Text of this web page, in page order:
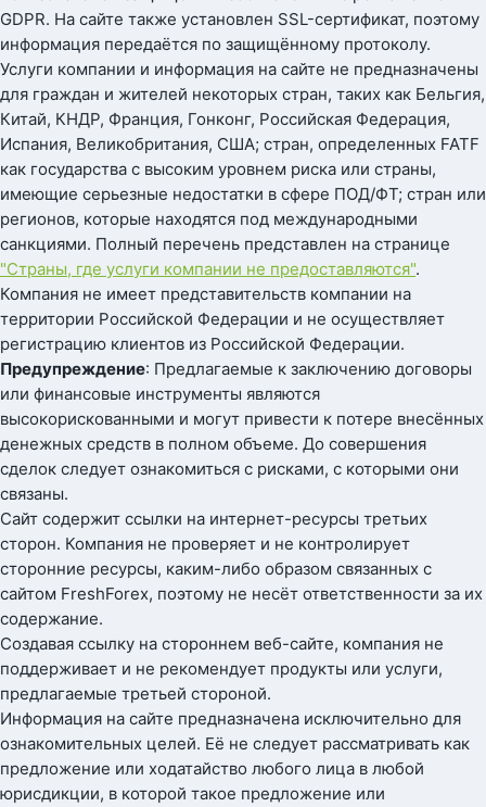
GDPR. На сайте также установлен SSL-сертификат, поэтому
информация передаётся по защищённому протоколу.
Услуги компании и информация на сайте не предназначены
для граждан и жителей некоторых стран, таких как Бельгия,
Китай, КНДР, Франция, Гонконг, Российская Федерация,
Испания, Великобритания, США; стран, определенных FATF
как государства с высоким уровнем риска или страны,
имеющие серьезные недостатки в сфере ПОД/ФТ; стран или
регионов, которые находятся под международными
санкциями. Полный перечень представлен на странице
"Страны, где услуги компании не предоставляются".
Компания не имеет представительств компании на
территории Российской Федерации и не осуществляет
регистрацию клиентов из Российской Федерации.
Предупреждение: Предлагаемые к заключению договоры
или финансовые инструменты являются
высокорискованными и могут привести к потере внесённых
денежных средств в полном объеме. До совершения
сделок следует ознакомиться с рисками, с которыми они
связаны.
Сайт содержит ссылки на интернет-ресурсы третьих
сторон. Компания не проверяет и не контролирует
сторонние ресурсы, каким-либо образом связанных с
сайтом FreshForex, поэтому не несёт ответственности за их
содержание.
Создавая ссылку на стороннем веб-сайте, компания не
поддерживает и не рекомендует продукты или услуги,
предлагаемые третьей стороной.
Информация на сайте предназначена исключительно для
ознакомительных целей. Её не следует рассматривать как
предложение или ходатайство любого лица в любой
юрисдикции, в которой такое предложение или